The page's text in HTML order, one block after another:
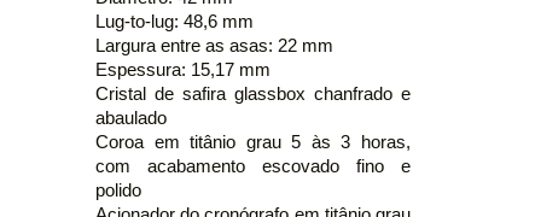
Lug-to-lug: 48,6 mm
Largura entre as asas: 22 mm
Espessura: 15,17 mm
Cristal de safira glassbox chanfrado e
abaulado
Coroa em titânio grau 5 às 3 horas,
com acabamento escovado fino e
polido